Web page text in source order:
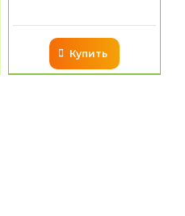
Купить